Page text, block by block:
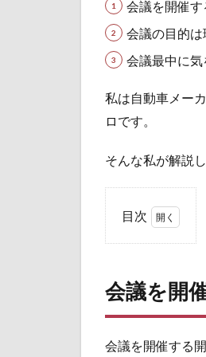
会議を開催す
会議の目的は
会議最中に気
私は自動車メー
ロです。
そんな私が解説し
目次
催す
10
会議を開
会議を開催する